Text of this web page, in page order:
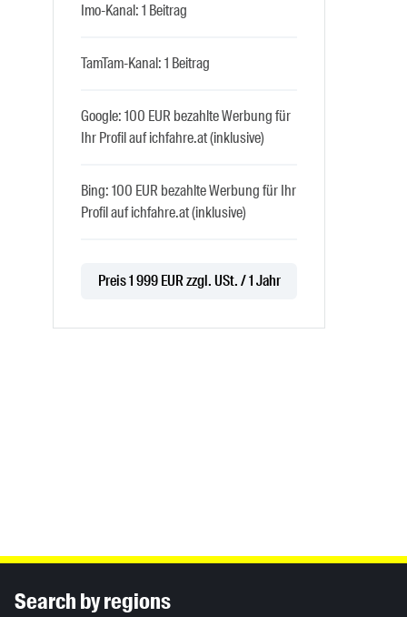
Imo-Kanal: 1 Beitrag
TamTam-Kanal: 1 Beitrag
Google: 100 EUR bezahlte Werbung für
Ihr Profil auf ichfahre.at (inklusive)
Bing: 100 EUR bezahlte Werbung für Ihr
Profil auf ichfahre.at (inklusive)
Preis 1 999 EUR zzgl. USt. / 1 Jahr
Search by regions